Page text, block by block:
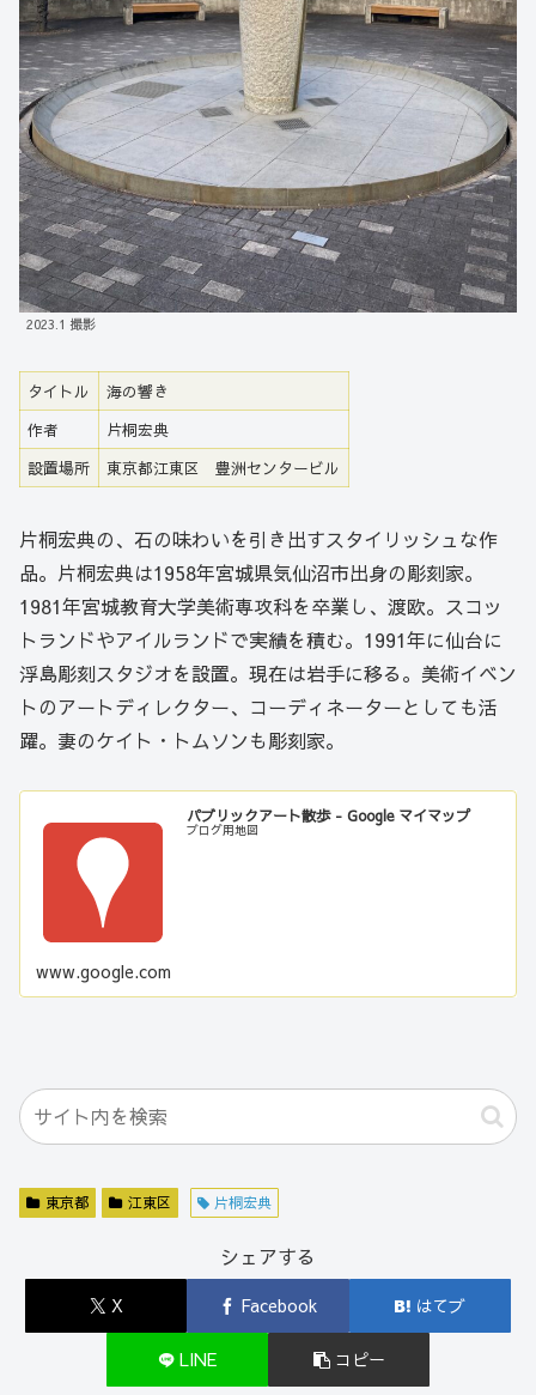
2023.1 撮影
タイトル
海の響き
作者
片桐宏典
設置場所
東京都江東区 豊洲センタービル
片桐宏典の、石の味わいを引き出すスタイリッシュな作
品。片桐宏典は1958年宮城県気仙沼市出身の彫刻家。
1981年宮城教育大学美術専攻科を卒業し、渡欧。スコッ
トランドやアイルランドで実績を積む。1991年に仙台に
浮島彫刻スタジオを設置。現在は岩手に移る。美術イベン
トのアートディレクター、コーディネーターとしても活
躍。妻のケイト・トムソンも彫刻家。
パブリックアート散歩 - Google マイマップ
ブログ用地図
www.google.com
東京都 江東区 片桐宏典
シェアする
X Facebook はてブ
LINE コピー